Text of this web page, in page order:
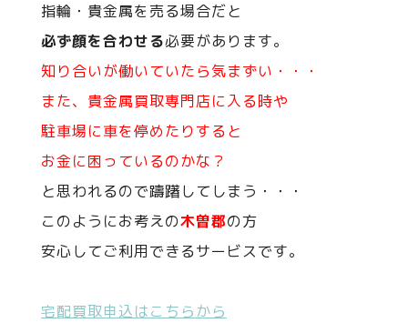
指輪・貴金属を売る場合だと
必ず顔を合わせる必要があります。
知り合いが働いていたら気まずい・・・
また、貴金属買取専門店に入る時や
駐車場に車を停めたりすると
お金に困っているのかな？
と思われるので躊躇してしまう・・・
このようにお考えの木曽郡の方
安心してご利用できるサービスです。
宅配買取申込はこちらから